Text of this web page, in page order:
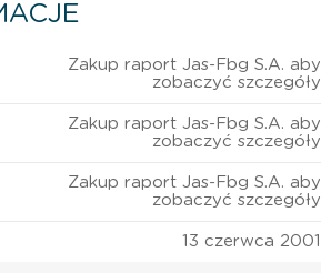
Zakup raport Jas-Fbg S.A. aby
zobaczyć szczegóły
Zakup raport Jas-Fbg S.A. aby
zobaczyć szczegóły
Zakup raport Jas-Fbg S.A. aby
zobaczyć szczegóły
13 czerwca 2001